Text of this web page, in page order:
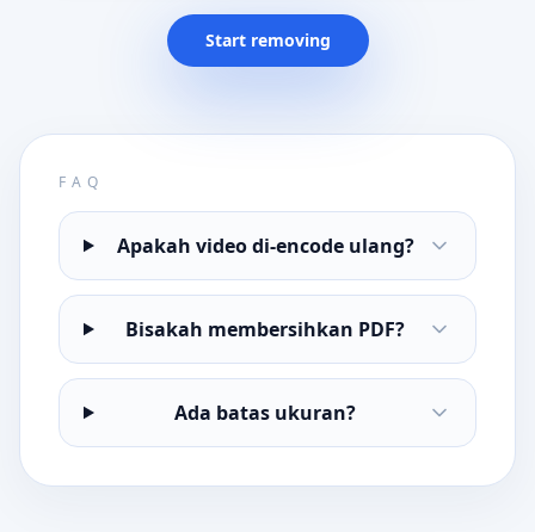
Start removing
FAQ
Apakah video di-encode ulang?
Bisakah membersihkan PDF?
Ada batas ukuran?